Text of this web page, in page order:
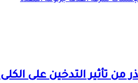
تأثير التدخين على الكلى